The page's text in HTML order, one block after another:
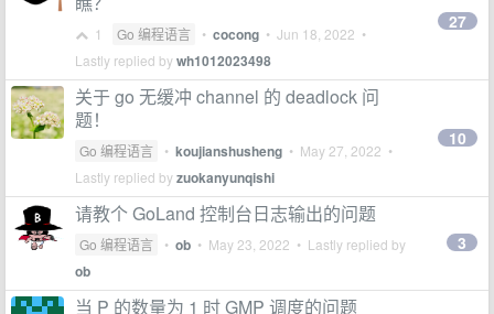
1 Go 编程语言 • cocong • Jun 18, 2022 •
Lastly replied bywh1012023498
27
关于 go 无缓冲 channel 的 deadlock 问
题！
Go 编程语言 • koujianshusheng • May 27, 2022 •
Lastly replied byzuokanyunqishi
10
请教个 GoLand 控制台日志输出的问题
Go 编程语言 • ob • May 23, 2022 • Lastly replied by
ob
3
当 P 的数量为 1 时 GMP 调度的问题